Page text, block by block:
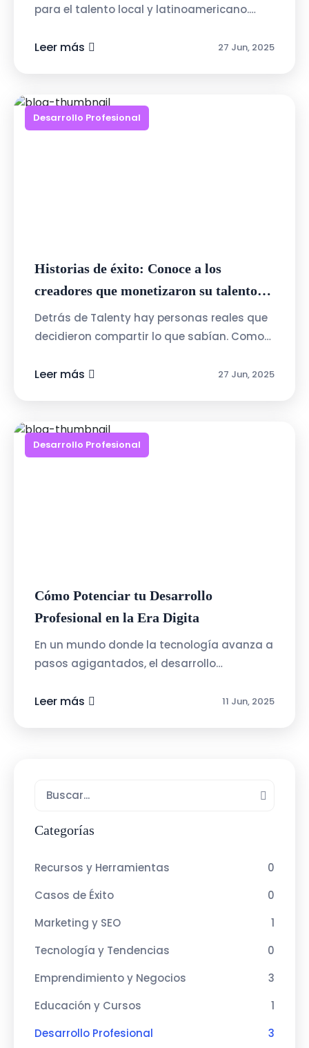
para el talento local y latinoamericano.
amigable: pensada para personas ...
Leer más 27 Jun, 2025
Desarrollo Profesional
Historias de éxito: Conoce a los
creadores que monetizaron su talento
con Talenty
Detrás de Talenty hay personas reales que
decidieron compartir lo que sabían. Como
pasó de tenerlo como hobby a una ...
Leer más 27 Jun, 2025
Desarrollo Profesional
Cómo Potenciar tu Desarrollo
Profesional en la Era Digita
En un mundo donde la tecnología avanza a
pasos agigantados, el desarrollo
continuo. Ya no basta con obtener un
Leer más 11 Jun, 2025
Categorías
Recursos y Herramientas
0
Casos de Éxito
0
Marketing y SEO
1
Tecnología y Tendencias
0
Emprendimiento y Negocios
3
Educación y Cursos
1
Desarrollo Profesional
3